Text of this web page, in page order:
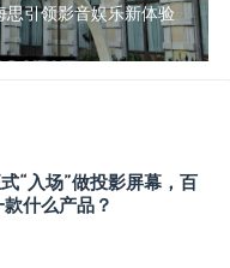
思引领影音娱乐新体验
“入场”做投影屏幕，百
什么产品？